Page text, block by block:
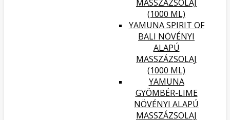
MASSZÁZSOLAJ
(1000 ML)
YAMUNA SPIRIT OF
BALI NÖVÉNYI
ALAPÚ
MASSZÁZSOLAJ
(1000 ML)
YAMUNA
GYÖMBÉR-LIME
NÖVÉNYI ALAPÚ
MASSZÁZSOLAJ